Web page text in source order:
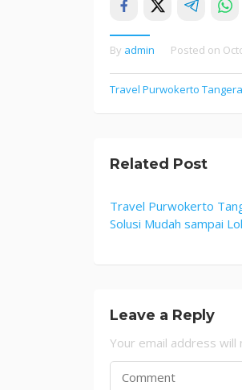
By admin Posted on
Post
navigation
Travel Purwokerto
Related Post
Travel Purwokerto
Solusi Mudah sampai
Leave a Reply
Your email address will